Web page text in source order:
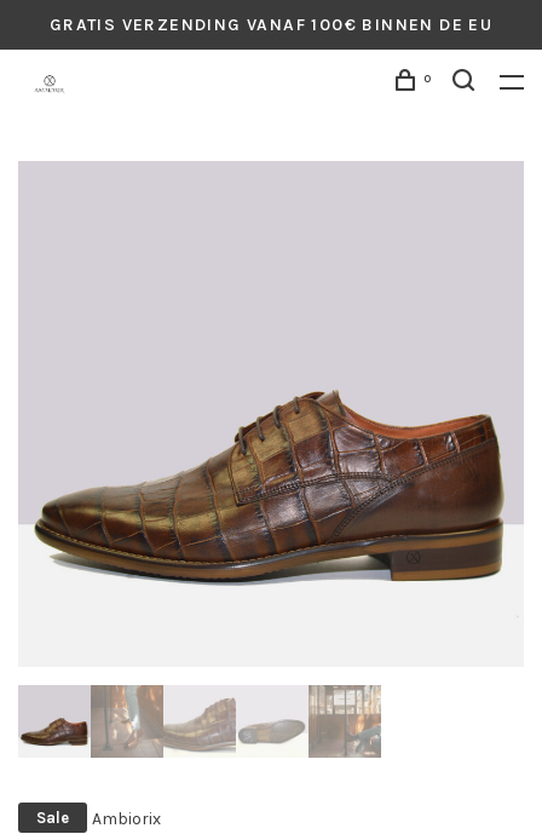
GRATIS VERZENDING VANAF 100€ BINNEN DE EU
0
Sale Ambiorix